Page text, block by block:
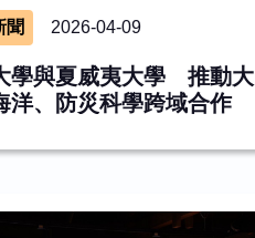
聞 2026-04-09
學與夏威夷大學 推動大
洋、防災科學跨域合作